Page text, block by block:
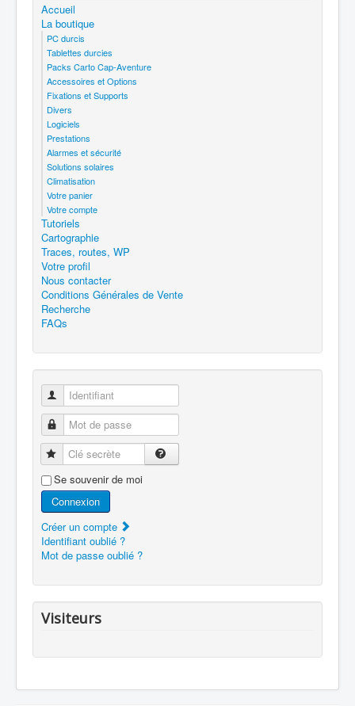
Accueil
La boutique
PC durcis
Tablettes durcies
Packs Carto Cap-Aventure
Accessoires et Options
Fixations et Supports
Divers
Logiciels
Prestations
Alarmes et sécurité
Solutions solaires
Climatisation
Votre panier
Votre compte
Tutoriels
Cartographie
Traces, routes, WP
Votre profil
Nous contacter
Conditions Générales de Vente
Recherche
FAQs
Identifiant
Mot de passe
Clé secrète
Se souvenir de moi
Connexion
Créer un compte
Identifiant oublié ?
Mot de passe oublié ?
Visiteurs